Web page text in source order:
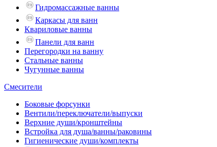
Гидромассажные ванны
Каркасы для ванн
Квариловые ванны
Панели для ванн
Перегородки на ванну
Стальные ванны
Чугунные ванны
Смесители
Боковые форсунки
Вентили/переключатели/выпуски
Верхние души/кронштейны
Встройка для душа/ванны/раковины
Гигиенические души/комплекты